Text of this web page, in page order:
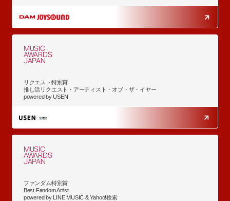
MUSIC
AWARDS
JAPAN
リクエスト特別賞
推し活リクエスト・アーティスト・オブ・ザ・イヤー
powered by USEN
MUSIC
AWARDS
JAPAN
ファンダム特別賞
Best Fandom Artist
powered by LINE MUSIC & Yahoo!検索